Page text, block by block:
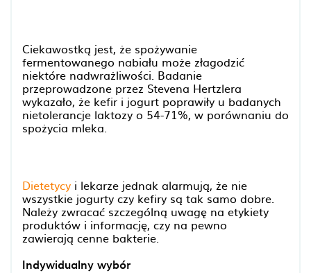
Ciekawostką jest, że spożywanie
fermentowanego nabiału może złagodzić
niektóre nadwrażliwości. Badanie
przeprowadzone przez Stevena Hertzlera
wykazało, że kefir i jogurt poprawiły u badanych
nietolerancje laktozy o 54-71%, w porównaniu do
spożycia mleka.
Dietetycy i lekarze jednak alarmują, że nie
wszystkie jogurty czy kefiry są tak samo dobre.
Należy zwracać szczególną uwagę na etykiety
produktów i informację, czy na pewno
zawierają cenne bakterie.
Indywidualny wybór